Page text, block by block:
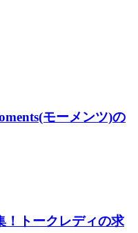
モーメンツ)の
！トークレディの求